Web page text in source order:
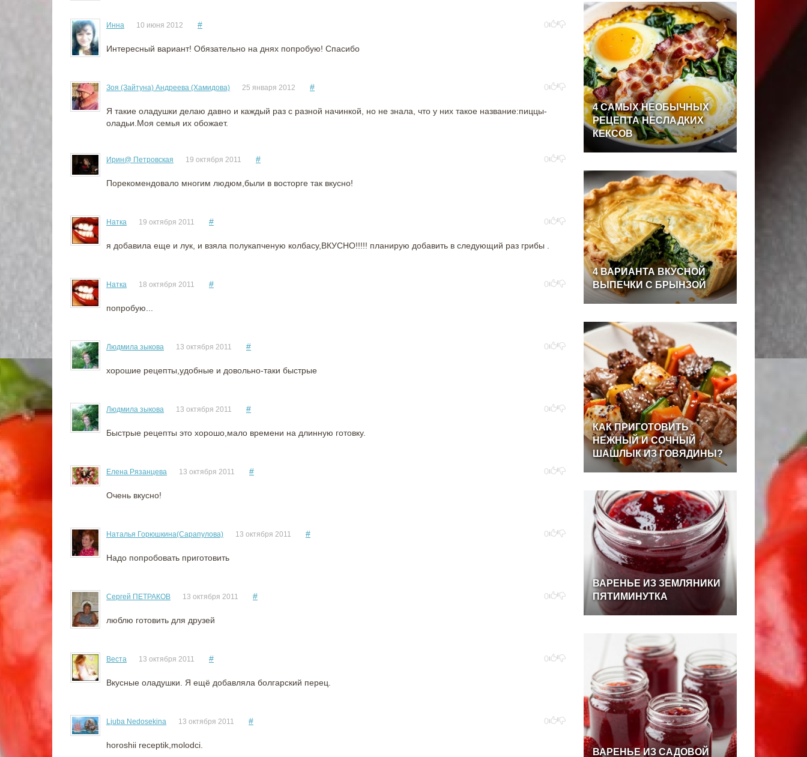
Инна 10 июня 2012 # 0
Интересный вариант! Обязательно на днях попробую! Спасибо
Зоя (Зайтуна) Андреева (Хамидова) 25 января 2012 # 0
Я такие оладушки делаю давно и каждый раз с разной начинкой, но не знала, что у них такое название:пиццы-
оладьи.Моя семья их обожает.
Ирин@ Петровская 19 октября 2011 # 0
Порекомендовало многим людюм,были в восторге так вкусно!
Натка 19 октября 2011 # 0
я добавила еще и лук, и взяла полукапченую колбасу,ВКУСНО!!!!! планирую добавить в следующий раз грибы .
Натка 18 октября 2011 # 0
попробую...
Людмила зыкова 13 октября 2011 # 0
хорошие рецепты,удобные и довольно-таки быстрые
Людмила зыкова 13 октября 2011 # 0
Быстрые рецепты это хорошо,мало времени на длинную готовку.
Елена Рязанцева 13 октября 2011 # 0
Очень вкусно!
Наталья Горюшкина(Сарапулова) 13 октября 2011 # 0
Надо попробовать приготовить
Сергей ПЕТРАКОВ 13 октября 2011 # 0
люблю готовить для друзей
Веста 13 октября 2011 # 0
Вкусные оладушки. Я ещё добавляла болгарский перец.
Ljuba Nedosekina 13 октября 2011 # 0
horoshii receptik,molodci.
4САМЫХНЕОБЫЧНЫХ
РЕЦЕПТАНЕСЛАДКИХ
КЕКСОВ
4ВАРИАНТА ВКУСНОЙ
ВЫПЕЧКИ С БРЫНЗОЙ
КАКПРИГОТОВИТЬ
НЕЖНЫЙИСОЧНЫЙ
ШАШЛЫКИЗГОВЯДИНЫ?
ВАРЕНЬЕИЗ ЗЕМЛЯНИКИ
ПЯТИМИНУТКА
ВАРЕНЬЕИЗ САДОВОЙ